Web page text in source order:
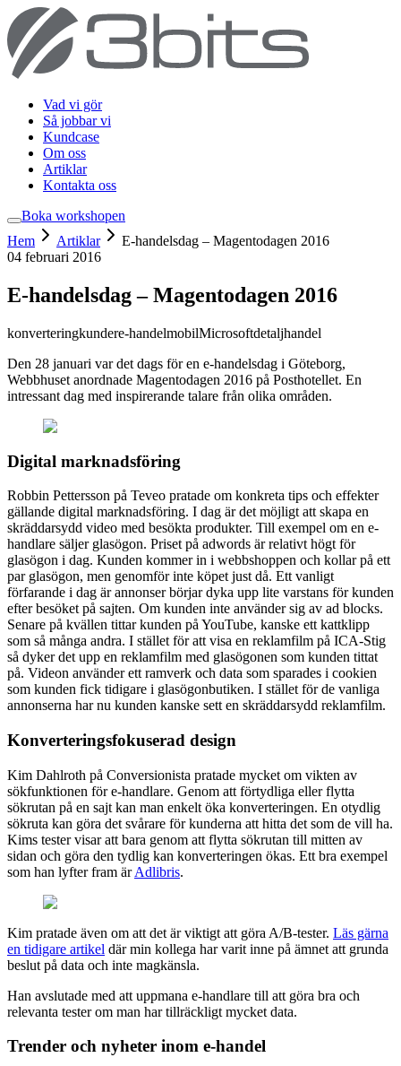
Vad vi gör
Så jobbar vi
Kundcase
Om oss
Artiklar
Kontakta oss
Boka workshopen
Hem
Artiklar
E-handelsdag – Magentodagen 2016
04 februari 2016
E-handelsdag – Magentodagen 2016
konverteringkundere-handelmobilMicrosoftdetaljhandel
Den 28 januari var det dags för en e-handelsdag i Göteborg,
Webbhuset anordnade Magentodagen 2016 på Posthotellet. En
intressant dag med inspirerande talare från olika områden.
Digital marknadsföring
Robbin Pettersson på Teveo pratade om konkreta tips och effekter
gällande digital marknadsföring. I dag är det möjligt att skapa en
skräddarsydd video med besökta produkter. Till exempel om en e-
handlare säljer glasögon. Priset på adwords är relativt högt för
glasögon i dag. Kunden kommer in i webbshoppen och kollar på ett
par glasögon, men genomför inte köpet just då. Ett vanligt
förfarande i dag är annonser börjar dyka upp lite varstans för kunden
efter besöket på sajten. Om kunden inte använder sig av ad blocks.
Senare på kvällen tittar kunden på YouTube, kanske ett kattklipp
som så många andra. I stället för att visa en reklamfilm på ICA-Stig
så dyker det upp en reklamfilm med glasögonen som kunden tittat
på. Videon använder ett ramverk och data som sparades i cookien
som kunden fick tidigare i glasögonbutiken. I stället för de vanliga
annonserna har nu kunden kanske sett en skräddarsydd reklamfilm.
Konverteringsfokuserad design
Kim Dahlroth på Conversionista pratade mycket om vikten av
sökfunktionen för e-handlare. Genom att förtydliga eller flytta
sökrutan på en sajt kan man enkelt öka konverteringen. En otydlig
sökruta kan göra det svårare för kunderna att hitta det som de vill ha.
Kims tester visar att bara genom att flytta sökrutan till mitten av
sidan och göra den tydlig kan konverteringen ökas. Ett bra exempel
som han lyfter fram ärAdlibris.
Kim pratade även om att det är viktigt att göra A/B-tester. Läs gärna
en tidigare artikel där min kollega har varit inne på ämnet att grunda
beslut på data och inte magkänsla.
Han avslutade med att uppmana e-handlare till att göra bra och
relevanta tester om man har tillräckligt mycket data.
Trender och nyheter inom e-handel